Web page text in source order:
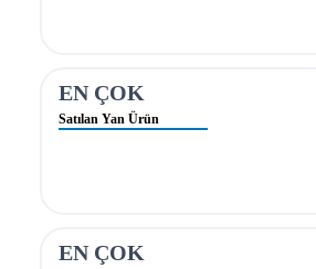
EN ÇOK
Satılan Yan Ürün
EN ÇOK